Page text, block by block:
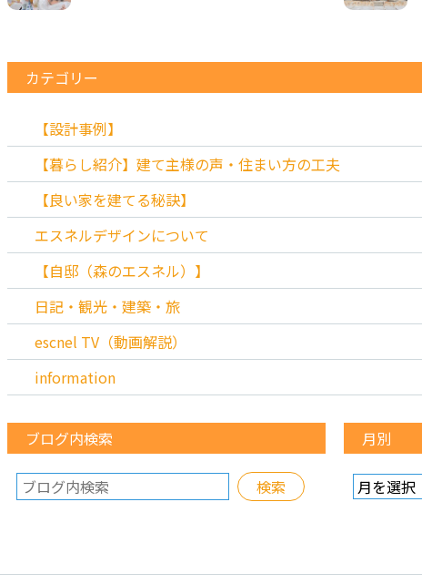
カテゴリー
【設計事例】
【暮らし紹介】建て主様の声・住まい方の工夫
【良い家を建てる秘訣】
エスネルデザインについて
【自邸（森のエスネル）】
日記・観光・建築・旅
escnel TV（動画解説）
information
ブログ内検索 月別